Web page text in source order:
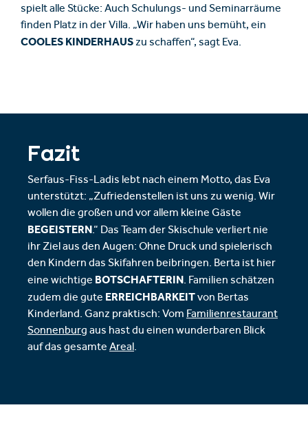
spielt alle Stücke: Auch Schulungs- und Seminarräume
finden Platz in der Villa. „Wir haben uns bemüht, ein
COOLES KINDERHAUSzu schaffen“, sagt Eva.
Fazit
Serfaus-Fiss-Ladis lebt nach einem Motto, das Eva
unterstützt: „Zufriedenstellen ist uns zu wenig. Wir
wollen die großen und vor allem kleine Gäste
BEGEISTERN.“ Das Team der Skischule verliert nie
ihr Ziel aus den Augen: Ohne Druck und spielerisch
den Kindern das Skifahren beibringen. Berta ist hier
eine wichtige BOTSCHAFTERIN. Familien schätzen
zudem die gute ERREICHBARKEITvon Bertas
Kinderland. Ganz praktisch: Vom Familienrestaurant
Sonnenburg aus hast du einen wunderbaren Blick
auf das gesamte Areal.